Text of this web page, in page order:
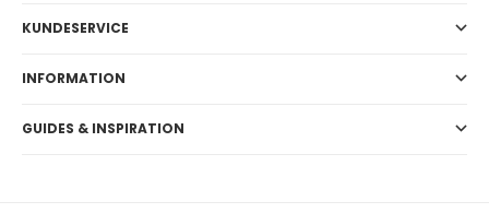
KUNDESERVICE
INFORMATION
GUIDES & INSPIRATION